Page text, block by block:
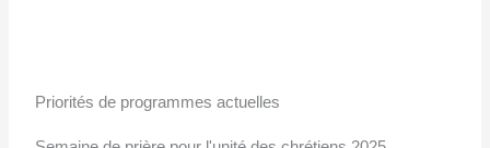
Priorités de programmes actuelles